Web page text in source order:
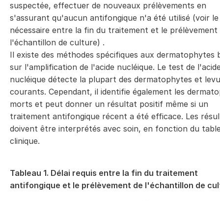
suspectée, effectuer de nouveaux prélèvements en
s'assurant qu'aucun antifongique n'a été utilisé (voir le
nécessaire entre la fin du traitement et le prélèvement
l'échantillon de culture) .
Il existe des méthodes spécifiques aux dermatophytes
sur l'amplification de l'acide nucléique. Le test de
nucléique détecte la plupart des dermatophytes et
courants. Cependant, il identifie également les
morts et peut donner un résultat positif même si un
traitement antifongique récent a été efficace. Les
doivent être interprétés avec soin, en fonction du
clinique.
Tableau 1. Délai requis entre la fin du traitement
antifongique et le prélèvement de l'échantillon de